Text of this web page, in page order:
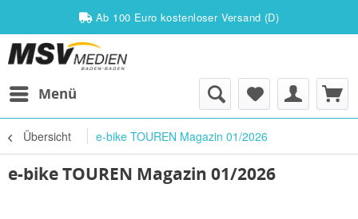
Ab 100 Euro kostenloser Versand (D)
Menü
Übersicht e-bike TOUREN Magazin 01/2026
e-bike TOUREN Magazin 01/2026